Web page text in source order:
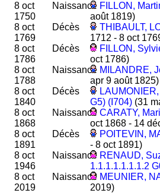
8 oct
1750
Naissance FILLON,
août 1819)
8 oct
1769
Décès THIBAULT,
1712 - 8 oct
8 oct
1786
Décès FILLON,
oct 1786)
8 oct
1788
Naissance MILANDRE,
apr 9 août 1825)
8 oct
1840
Décès
G5) (I704) (31
8 oct
1868
Naissance CARATY,
oct 1868 - 14
8 oct
1891
Décès POITEVIN,
- 8 oct 1891)
8 oct
1946
Naissance RENAUD,
1.1.1.1.1.1.1.2
8 oct
2019
Naissance MEUNIER,
2019)